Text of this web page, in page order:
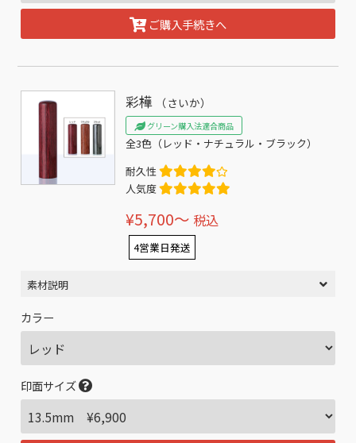
ご購入手続きへ
彩樺 （さいか）
グリーン購入法適合商品
全3色（レッド・ナチュラル・ブラック）
耐久性
人気度
¥5,700〜 税込
4営業日発送
素材説明
カラー
印面サイズ